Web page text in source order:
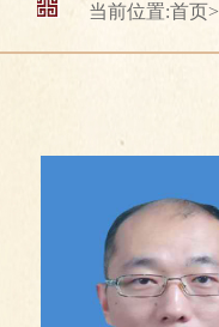
当前位置:首页>